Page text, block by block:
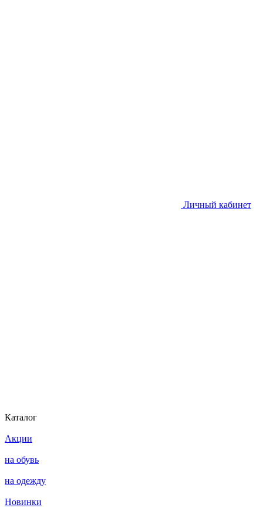
Личный кабинет
Каталог
Акции
на обувь
на одежду
Новинки